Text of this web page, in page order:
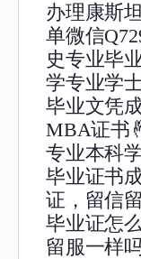
办理康斯
单微信
史专业毕
学专业学
毕业文凭
MBA证书
专业本科
毕业证书
证，留信
毕业证怎
留服一样